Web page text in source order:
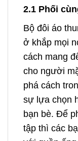
2.1 Phối
Bộ đôi áo
ở khắp mọi
cách mang
cho người
phá cách
sự lựa chọn
bạn bè. Để
tập thì các